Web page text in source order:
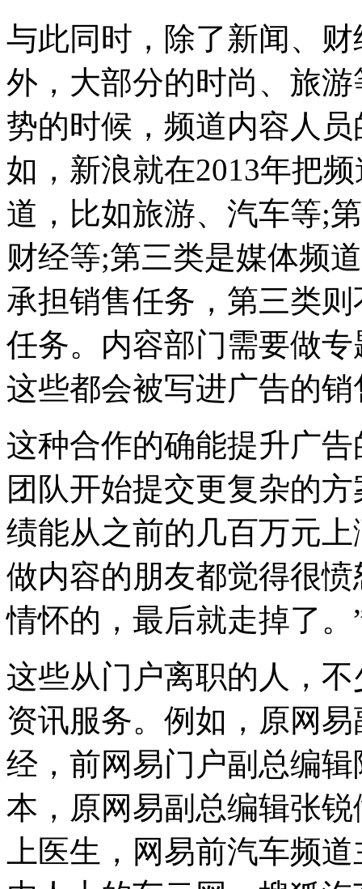
与此同时，除了新闻、
外，大部分的时尚、旅
势的时候，频道内容人
如，新浪就在2013年把
道，比如旅游、汽车等;
财经等;第三类是媒体频
承担销售任务，第三类
任务。内容部门需要做
这些都会被写进广告的
这种合作的确能提升广
团队开始提交更复杂的
绩能从之前的几百万元
做内容的朋友都觉得很
情怀的，最后就走掉了。
这些从门户离职的人，
资讯服务。例如，原网
经，前网易门户副总编
本，原网易副总编辑张
上医生，网易前汽车频